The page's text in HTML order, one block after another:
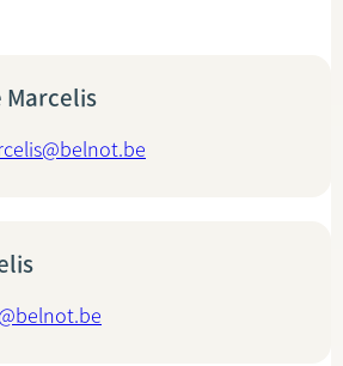
Marcelis